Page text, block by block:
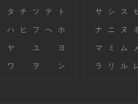
タ チ ツ テ ト
ハ ヒ フ へ ホ
ヤ ユ ヨ
ワ ヲ ン
サ シ ス
ナ ニ ヌ
マ ミ ム
ラ リ ル